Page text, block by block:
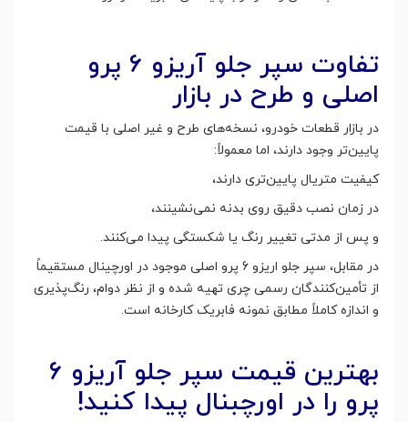
تفاوت سپر جلو آریزو 6 پرو
اصلی و طرح در بازار
در بازار قطعات خودرو، نسخه‌های طرح و غیر اصلی با قیمت
پایین‌تر وجود دارند، اما معمولاً:
کیفیت متریال پایین‌تری دارند،
در زمان نصب دقیق روی بدنه نمی‌نشینند،
و پس از مدتی تغییر رنگ یا شکستگی پیدا می‌کنند.
در مقابل، سپر جلو اریزو 6 پرو اصلی موجود در اورچینال مستقیماً
از تأمین‌کنندگان رسمی چری تهیه شده و از نظر دوام، رنگ‌پذیری
و اندازه کاملاً مطابق نمونه فابریک کارخانه است.
بهترین قیمت سپر جلو آریزو ۶
پرو را در اورچبنال پیدا کنید!